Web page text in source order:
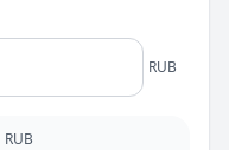
RUB
RUB